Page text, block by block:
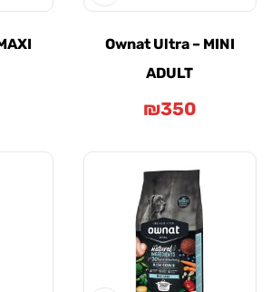
Ownat Ultra –
ADULT
₪
-MAXI